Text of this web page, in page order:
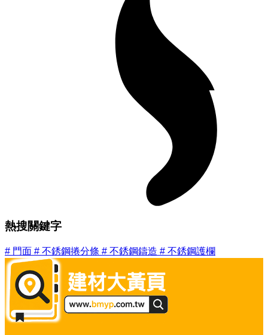
熱搜關鍵字
# 門面 # 不銹鋼捲分條 # 不銹鋼鑄造 # 不銹鋼護欄